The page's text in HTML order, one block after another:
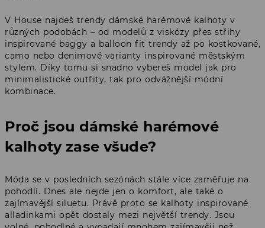
V House najdeš trendy dámské harémové kalhoty v
různých podobách – od modelů z viskózy přes střihy
inspirované baggy a balloon fit trendy až po kostkované,
camo nebo denimové varianty inspirované městským
stylem. Díky tomu si snadno vybereš model jak pro
minimalistické outfity, tak pro odvážnější módní
kombinace.
Proč jsou dámské harémové
kalhoty zase všude?
Móda se v posledních sezónách stále více zaměřuje na
pohodlí. Dnes ale nejde jen o komfort, ale také o
zajímavější siluetu. Právě proto se kalhoty inspirované
alladinkami opět dostaly mezi největší trendy. Jsou